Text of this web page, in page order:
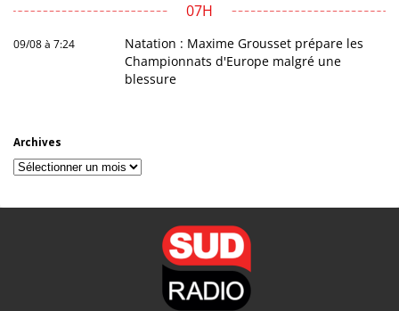
07H
09/08 à 7:24
Natation : Maxime Grousset prépare les
Championnats d'Europe malgré une
blessure
Archives
Archives